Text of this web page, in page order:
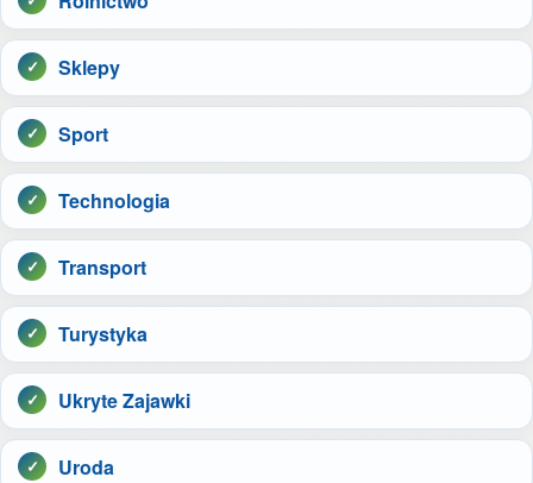
Sklepy
Sport
Technologia
Transport
Turystyka
Ukryte Zajawki
Uroda